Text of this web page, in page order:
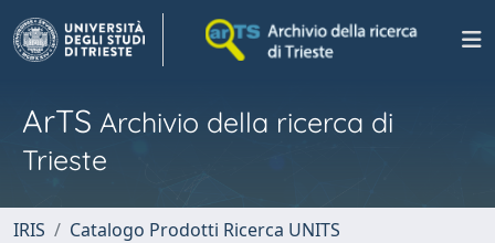
ArTS Archivio della ricerca di
Trieste
IRIS
Catalogo Prodotti Ricerca UNITS